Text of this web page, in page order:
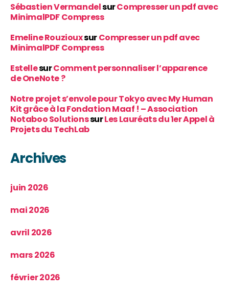
Sébastien VermandelsurCompresser un pdf avec
MinimalPDF Compress
Emeline RouziouxsurCompresser un pdf avec
MinimalPDF Compress
EstellesurComment personnaliser l’apparence
de OneNote ?
Notre projet s’envole pour Tokyo avec My Human
Kit grâce à la Fondation Maaf ! – Association
Notaboo SolutionssurLes Lauréats du 1er Appel à
Projets du TechLab
Archives
juin 2026
mai 2026
avril 2026
mars 2026
février 2026